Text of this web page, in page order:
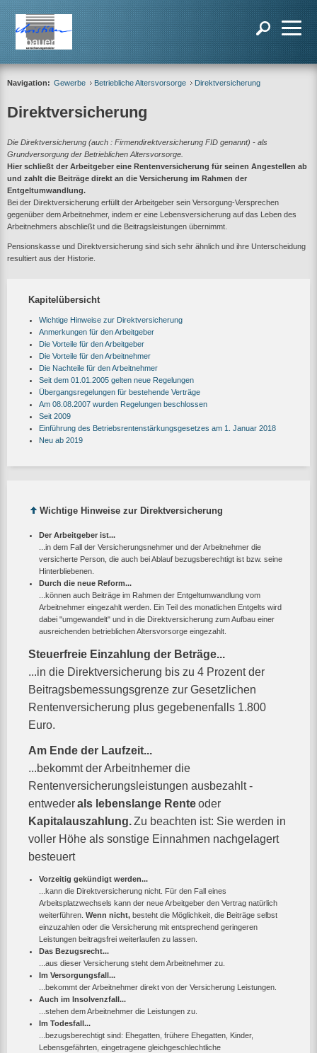
Navigation: Gewerbe Betriebliche Altersvorsorge Direktversicherung
Direktversicherung
Die Direktversicherung (auch : Firmendirektversicherung FID genannt) - als
Grundversorgung der Betrieblichen Altersvorsorge.
Hier schließt der Arbeitgeber eine Rentenversicherung für seinen Angestellen ab
und zahlt die Beiträge direkt an die Versicherung im Rahmen der
Entgeltumwandlung.
Bei der Direktversicherung erfüllt der Arbeitgeber sein Versorgung-Versprechen
gegenüber dem Arbeitnehmer, indem er eine Lebensversicherung auf das Leben des
Arbeitnehmers abschließt und die Beitragsleistungen übernimmt.
Pensionskasse und Direktversicherung sind sich sehr ähnlich und ihre Unterscheidung
resultiert aus der Historie.
Kapitelübersicht
Wichtige Hinweise zur Direktversicherung
Anmerkungen für den Arbeitgeber
Die Vorteile für den Arbeitgeber
Die Vorteile für den Arbeitnehmer
Die Nachteile für den Arbeitnehmer
Seit dem 01.01.2005 gelten neue Regelungen
Übergangsregelungen für bestehende Verträge
Am 08.08.2007 wurden Regelungen beschlossen
Seit 2009
Einführung des Betriebsrentenstärkungsgesetzes am 1. Januar 2018
Neu ab 2019
Wichtige Hinweise zur Direktversicherung
Der Arbeitgeber ist...
...in dem Fall der Versicherungsnehmer und der Arbeitnehmer die
versicherte Person, die auch bei Ablauf bezugsberechtigt ist bzw. seine
Hinterbliebenen.
Durch die neue Reform...
...können auch Beiträge im Rahmen der Entgeltumwandlung vom
Arbeitnehmer eingezahlt werden. Ein Teil des monatlichen Entgelts wird
dabei "umgewandelt" und in die Direktversicherung zum Aufbau einer
ausreichenden betrieblichen Altersvorsorge eingezahlt.
Steuerfreie Einzahlung der Beträge...
...in die Direktversicherung bis zu 4 Prozent der
Beitragsbemessungsgrenze zur Gesetzlichen
Rentenversicherung plus gegebenenfalls 1.800
Euro.
Am Ende der Laufzeit...
...bekommt der Arbeitnhemer die
Rentenversicherungsleistungen ausbezahlt -
entwederals lebenslange Renteoder
Kapitalauszahlung.Zu beachten ist: Sie werden in
voller Höhe als sonstige Einnahmen nachgelagert
besteuert
Vorzeitig gekündigt werden...
...kann die Direktversicherung nicht. Für den Fall eines
Arbeitsplatzwechsels kann der neue Arbeitgeber den Vertrag natürlich
weiterführen. Wenn nicht, besteht die Möglichkeit, die Beiträge selbst
einzuzahlen oder die Versicherung mit entsprechend geringeren
Leistungen beitragsfrei weiterlaufen zu lassen.
Das Bezugsrecht...
...aus dieser Versicherung steht dem Arbeitnehmer zu.
Im Versorgungsfall...
...bekommt der Arbeitnehmer direkt von der Versicherung Leistungen.
Auch im Insolvenzfall...
...stehen dem Arbeitnehmer die Leistungen zu.
Im Todesfall...
...bezugsberechtigt sind: Ehegatten, frühere Ehegatten, Kinder,
Lebensgefährten, eingetragene gleichgeschlechtliche